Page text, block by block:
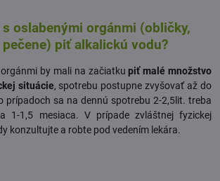
oslabenými orgánmi (obličky,
piť alkalickú vodu?
by mali na začiatkupiť malé množstvo
situácie, spotrebu postupne zvyšovať až do
prípadoch sa na dennú spotrebu 2-2,5lit. treba
1-1,5 mesiaca. V prípade zvláštnej fyzickej
konzultujte a robte pod vedením lekára.